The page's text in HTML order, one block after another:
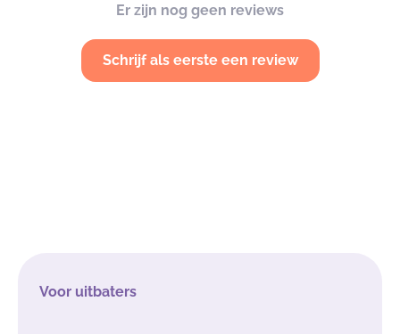
Er zijn nog geen reviews
Schrijf als eerste een review
Voor uitbaters